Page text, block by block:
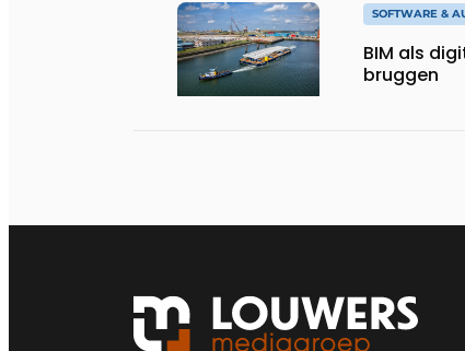
SOFTWARE &
BIM als
bruggen